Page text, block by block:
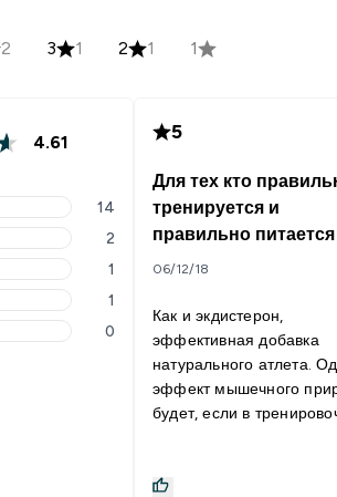
2 3 1 2 1 1
4.61
14
2
1
1
0
5
Для тех кто
тренируется и
правильно питается
06/12/18
Как и экдистерон,
эффективная добавка
натурального атлета.
эффект мышечного
будет, если в
всплеска, а после